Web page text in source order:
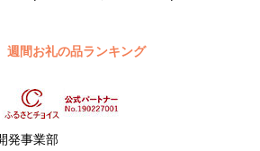
週間お礼の品ランキング
発事業部